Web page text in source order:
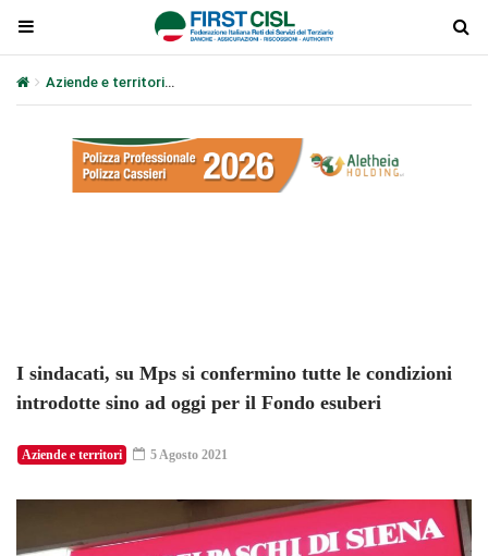
Aziende e territori
I sindacati, su Mps si confermino tutte le condizioni
introdotte sino ad oggi per il Fondo esuberi
Aziende e territori 5 Agosto 2021